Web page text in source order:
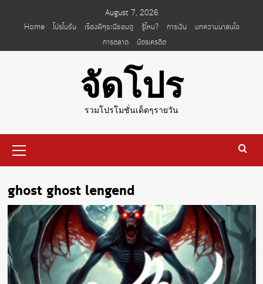
August 7, 2026
Home
โปรโมชั่น เรื่องผีๆชะนีชอบดู รู้ไหม? การเงิน
บทความน่าสนใจ
การตลาด
บัตรเครดิต
จัดโปร
รวมโปรโมชั่นเด็ดๆรายวัน
Menu
ghost ghost lengend